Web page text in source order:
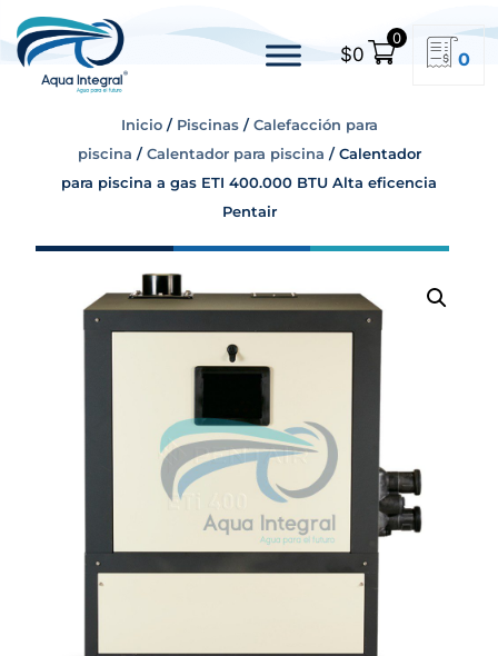
$0
0
0
Inicio/ Piscinas/Calefacción para
piscina /Calentador para piscina / Calentador
para piscina a gas ETI 400.000 BTU Alta eficencia
Pentair